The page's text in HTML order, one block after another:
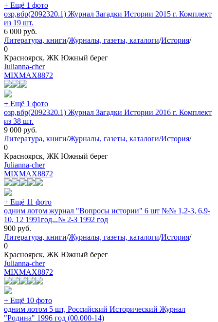
+ Ещё 1 фото
озр,вбр(2092320.1) Журнал Загадки Истории 2015 г. Комплект
из 19 шт.
6 000 руб.
Литература, книги/Журналы, газеты, каталоги/История/
0
Красноярск, ЖК Южный берег
Julianna-cher
MIXMAX8872
+ Ещё 1 фото
озр,вбр(2092320.1) Журнал Загадки Истории 2016 г. Комплект
из 38 шт.
9 000 руб.
Литература, книги/Журналы, газеты, каталоги/История/
0
Красноярск, ЖК Южный берег
Julianna-cher
MIXMAX8872
+ Ещё 11 фото
одним лотом журнал "Вопросы истории" 6 шт №№ 1,2-3, 6,9-
10, 12 1991год...№ 2-3 1992 год
900 руб.
Литература, книги/Журналы, газеты, каталоги/История/
0
Красноярск, ЖК Южный берег
Julianna-cher
MIXMAX8872
+ Ещё 10 фото
одним лотом 5 шт, Российский Исторический Журнал
"Родина" 1996 год (00.000-14)